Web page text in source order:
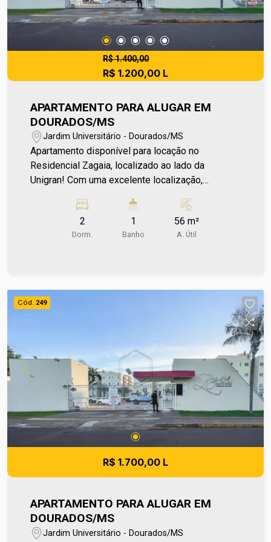
R$ 1.400,00
R$ 1.200,00 L
APARTAMENTO PARA ALUGAR EM
DOURADOS/MS
Jardim Universitário - Dourados/MS
Apartamento disponível para locação no
Residencial Zagaia, localizado ao lado da
Unigran! Com uma excelente localização,
para você, oferece fácil acesso à universidade e
aos principais serviços da região. O apartamento
conta com 2 dormitórios, sala de estar, cozinha
agende sua visita no número (67) 2108-2121. Os
valores de IPTU e Condomínio poderão sofrer
reajustes de valores sem aviso prévio, pois são
condomínio e prefeitura municipal. Ref imv 8852
2
Dorm.
1
Banho
56 m²
A. Útil
Cód. 249
R$ 1.700,00 L
APARTAMENTO PARA ALUGAR EM
DOURADOS/MS
Jardim Universitário - Dourados/MS